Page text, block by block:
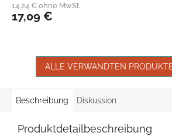
14,24 € ohne MwSt.
17,09 €
ALLE VERWANDTEN
Beschreibung Diskussion
Produktdetailbeschreibung